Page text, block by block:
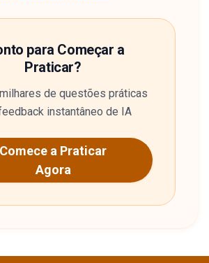
para Começar a
Praticar?
de questões práticas
instantâneo de IA
Comece a Praticar
Agora